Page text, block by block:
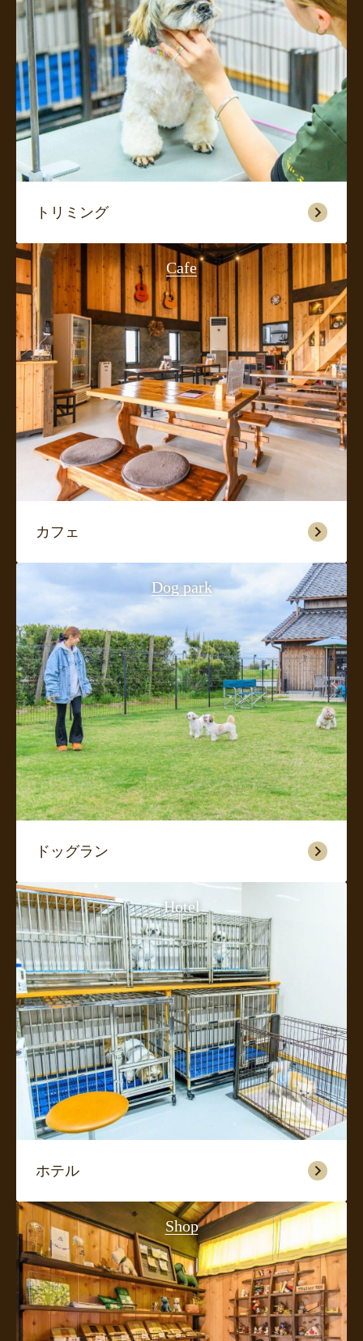
トリミング
Cafe
カフェ
Dog park
ドッグラン
Hotel
ホテル
Shop